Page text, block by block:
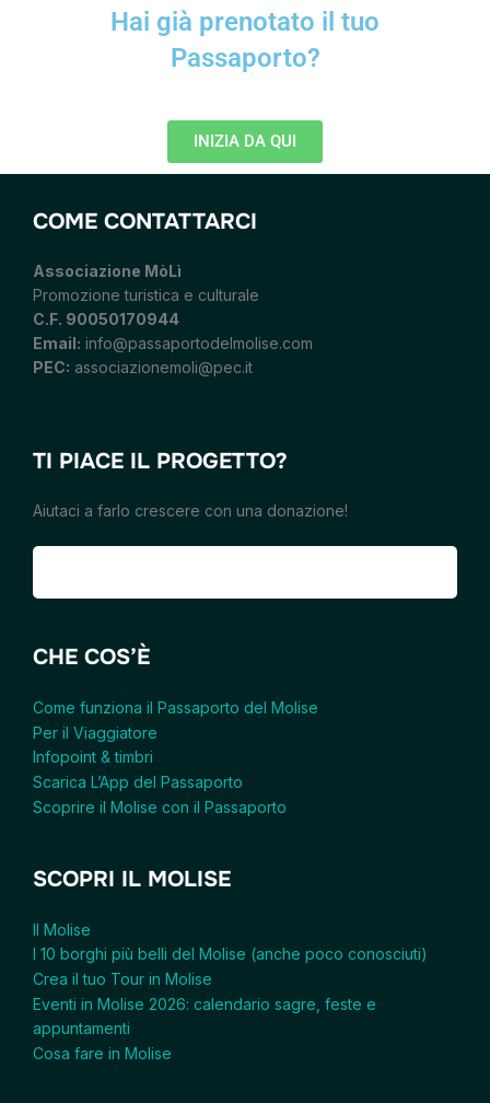
Hai già prenotato il tuo
Passaporto?
INIZIA DA QUI
COME CONTATTARCI
Associazione MòLì
Promozione turistica e culturale
C.F. 90050170944
Email: info@passaportodelmolise.com
PEC: associazionemoli@pec.it
TI PIACE IL PROGETTO?
Aiutaci a farlo crescere con una donazione!
CHE COS’È
Come funziona il Passaporto del Molise
Per il Viaggiatore
Infopoint & timbri
Scarica L’App del Passaporto
Scoprire il Molise con il Passaporto
SCOPRI IL MOLISE
Il Molise
I 10 borghi più belli del Molise (anche poco conosciuti)
Crea il tuo Tour in Molise
Eventi in Molise 2026: calendario sagre, feste e
appuntamenti
Cosa fare in Molise